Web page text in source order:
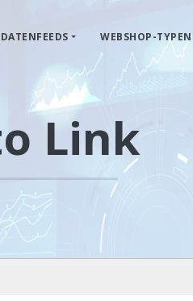
WEBSHOP-TYPEN
Link